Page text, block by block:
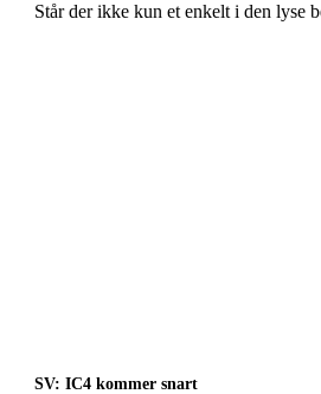
Står der ikke kun et enkelt i den lyse
SV: IC4 kommer snart